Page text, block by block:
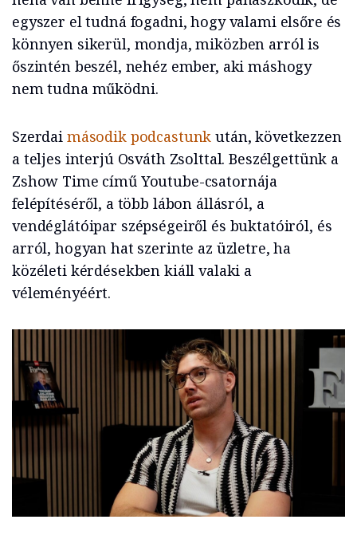
egyszer el tudná fogadni, hogy valami elsőre és
könnyen sikerül, mondja, miközben arról is
őszintén beszél, nehéz ember, aki máshogy
nem tudna működni.
Szerdai második podcastunk után, következzen
a teljes interjú Osváth Zsolttal. Beszélgettünk a
Zshow Time című Youtube-csatornája
felépítéséről, a több lábon állásról, a
vendéglátóipar szépségeiről és buktatóiról, és
arról, hogyan hat szerinte az üzletre, ha
közéleti kérdésekben kiáll valaki a
véleményéért.